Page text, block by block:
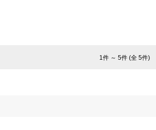
1件 ～ 5件 (全 5件)